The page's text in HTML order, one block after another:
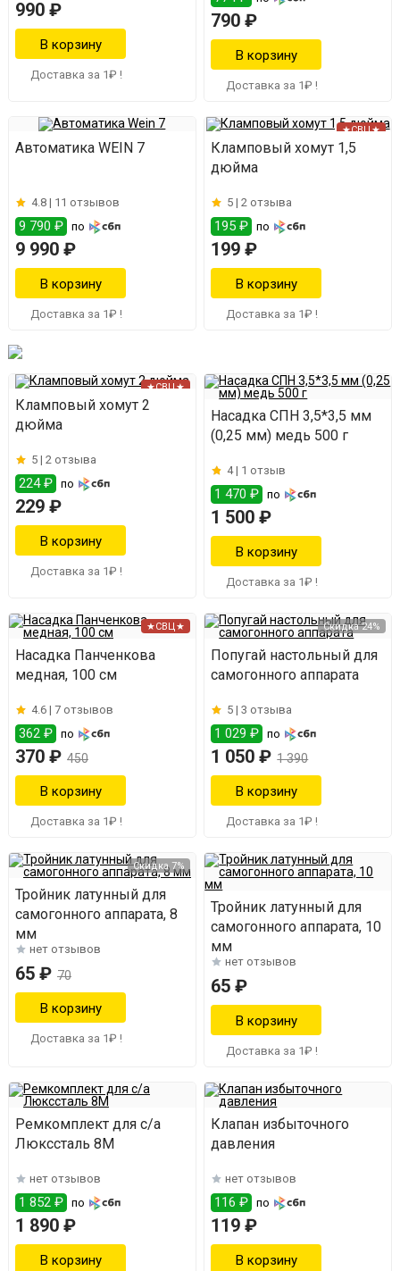
990 ₽
Доставка за 1₽ !
790 ₽
Доставка за 1₽ !
Автоматика WEIN 7
4.8 | 11 отзывов
9 790 ₽ по
9 990 ₽
Доставка за 1₽ !
★СВЦ★
Кламповый хомут 1,5
дюйма
5 |2 отзыва
195 ₽ по
199 ₽
Доставка за 1₽ !
★СВЦ★
Кламповый хомут 2
дюйма
5 | 2 отзыва
224 ₽ по
229 ₽
Доставка за 1₽ !
Насадка СПН 3,5*3,5 мм
(0,25 мм) медь 500 г
4 | 1 отзыв
1 470 ₽ по
1 500 ₽
Доставка за 1₽ !
★СВЦ★
Насадка Панченкова
медная, 100 см
4.6 | 7 отзывов
362 ₽ по
370 ₽ 450
Доставка за 1₽ !
Скидка 24%
Попугай настольный для
самогонного аппарата
5 |3 отзыва
1 029 ₽ по
1 050 ₽ 1 390
Доставка за 1₽ !
Скидка 7%
Тройник латунный для
самогонного аппарата, 8
мм
нет отзывов
65 ₽ 70
Доставка за 1₽ !
Тройник латунный для
самогонного аппарата, 10
мм
нет отзывов
65 ₽
Доставка за 1₽ !
Ремкомплект для с/а
Люкссталь 8М
нет отзывов
1 852 ₽ по
1 890 ₽
Клапан избыточного
давления
нет отзывов
116 ₽ по
119 ₽